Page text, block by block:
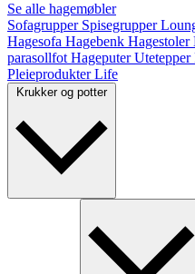
Se alle hagemøbler
Sofagrupper Spisegrupper
Hagesofa Hagebenk Hagestoler
parasollfot HageputerUtetepper
PleieprodukterLife
Krukker og potter